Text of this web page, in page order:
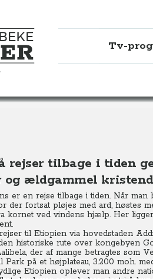
Tv-
rejser tilbage i tiden
og ældgammel
er en rejse tilbage i tiden. Når
der fortsat pløjes med ard, høstes
kornet ved vindens hjælp. Her
til Etiopien via hovedstaden
historiske rute over kongebyen
der af mange betragtes som
Park på et højplateau, 3.200 moh.
Etiopien oplever man andre